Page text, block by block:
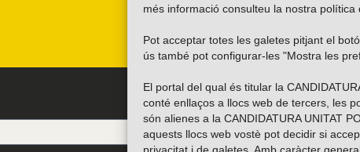
més informació consulteu la nostra política
Pot acceptar totes les galetes pitjant el
ús també pot configurar-les "Mostra les
El portal del qual és titular la
conté enllaços a llocs web de tercers, les
són alienes a la CANDIDATURA UNITAT
aquests llocs web vostè pot decidir si
Troba’ns a les